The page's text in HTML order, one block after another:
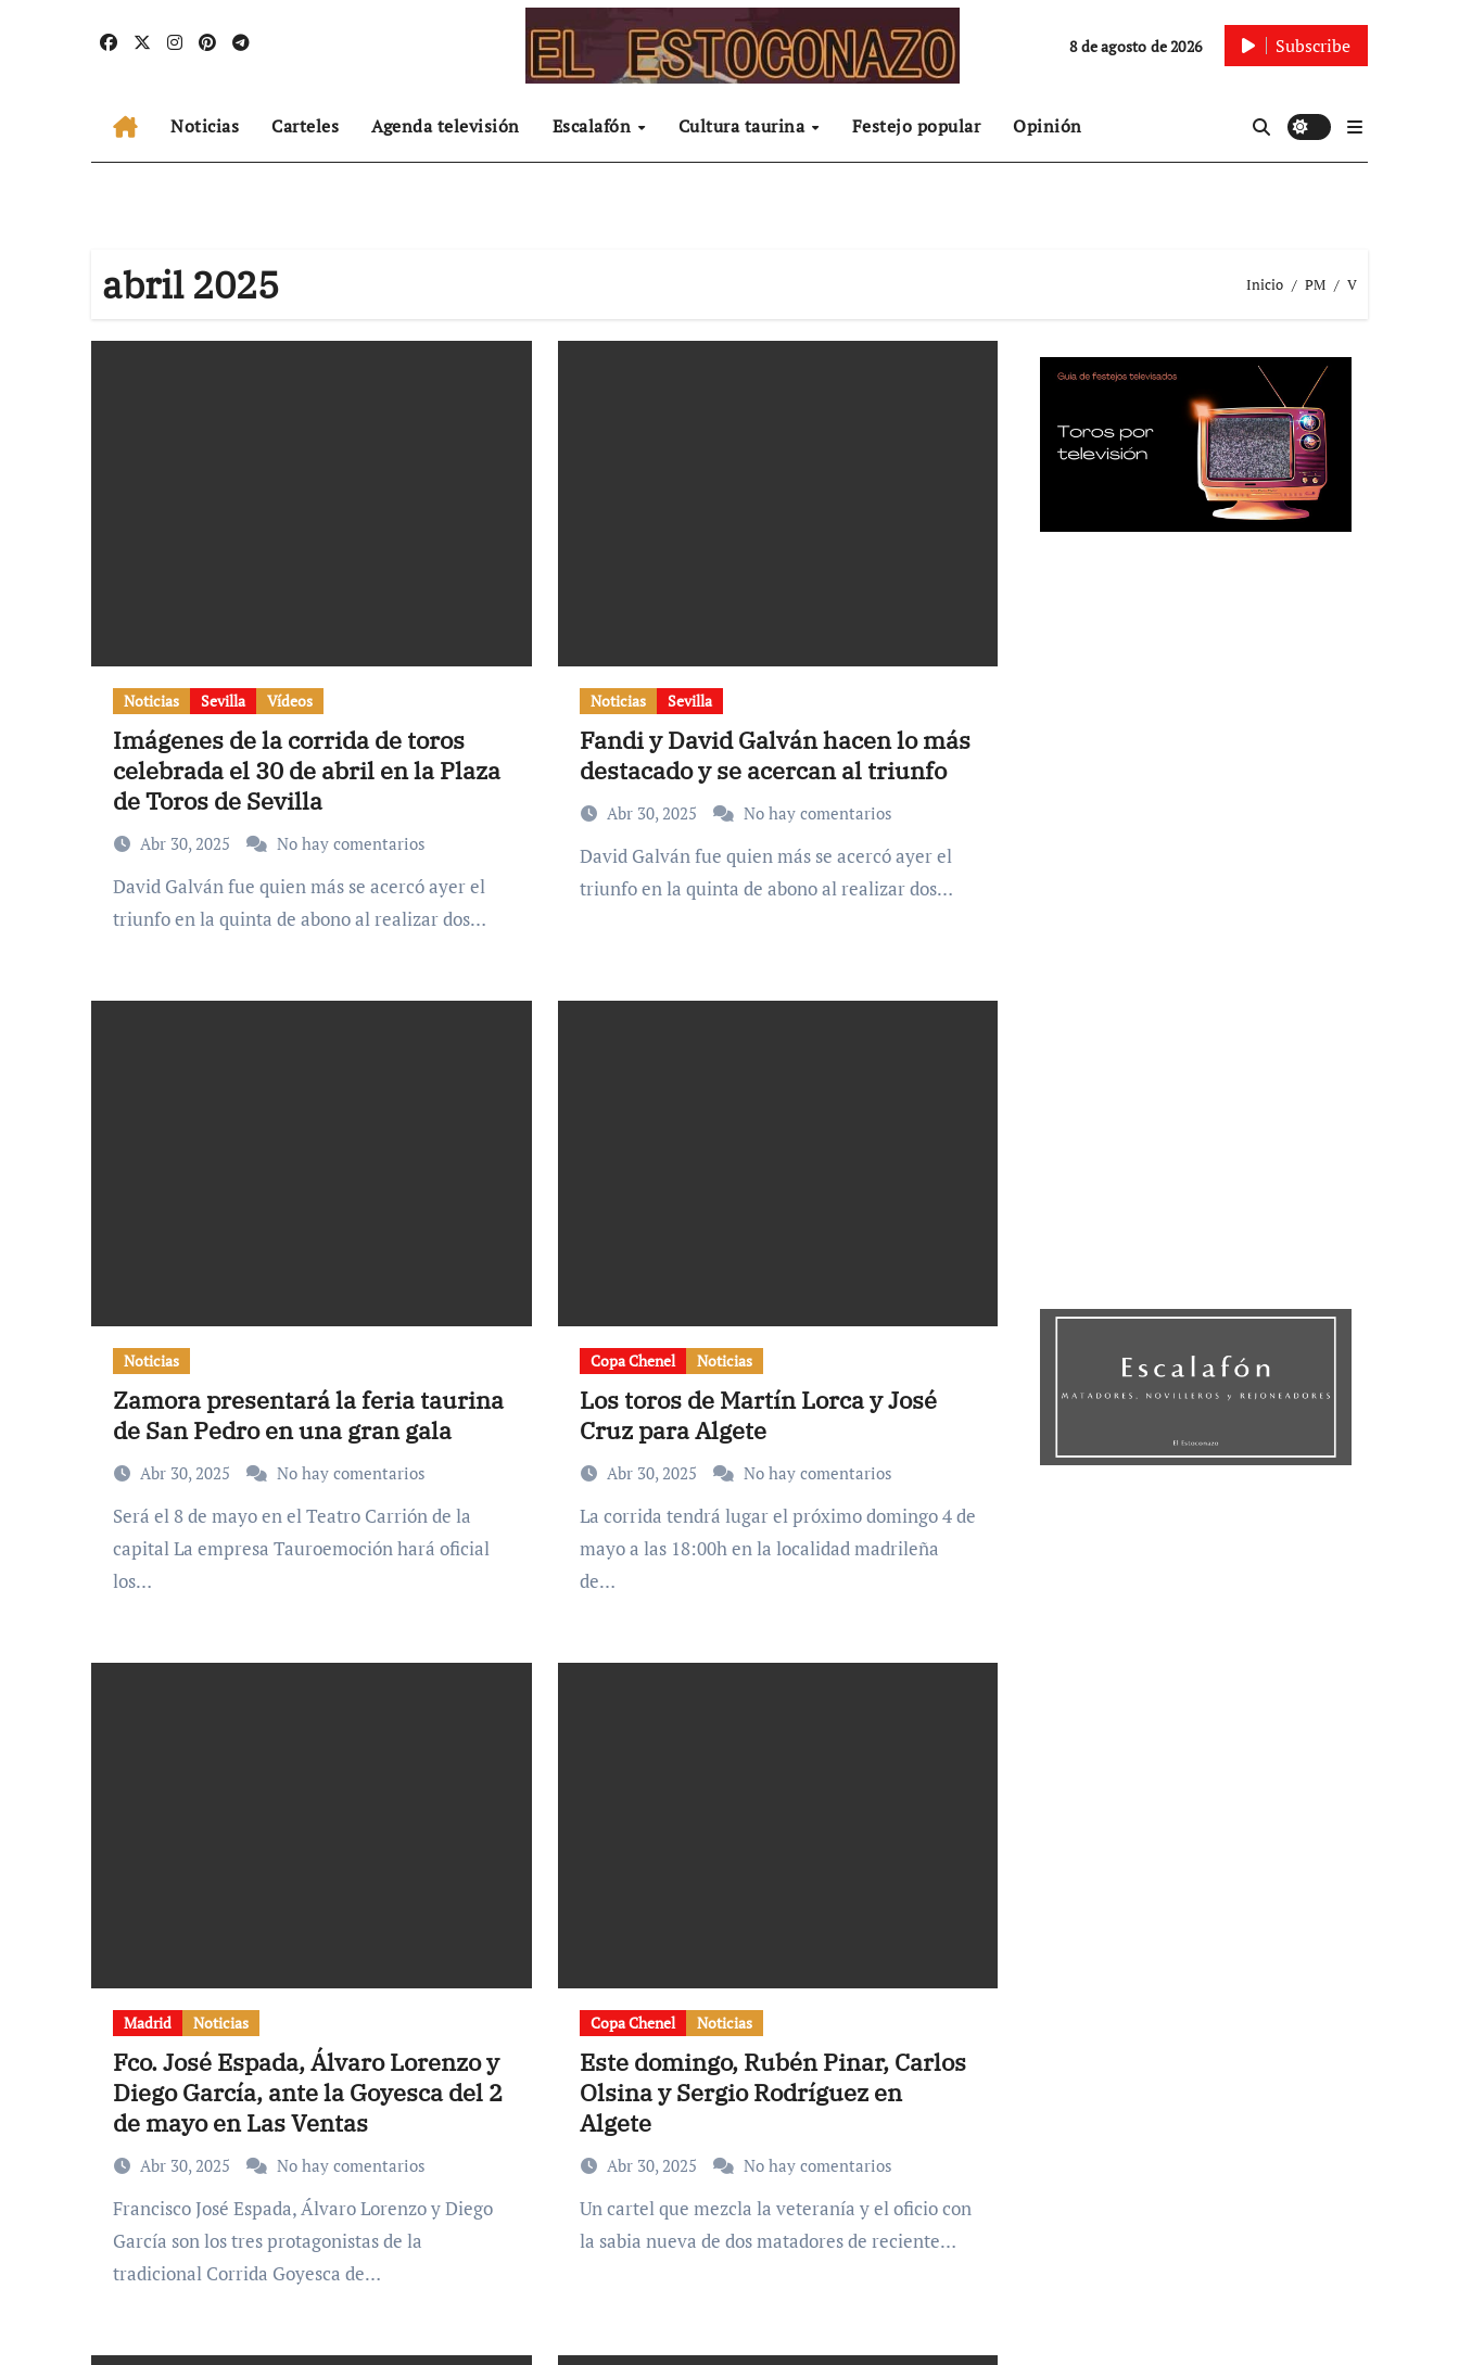
8 de agosto de 2026 Subscribe
Noticias Carteles Agenda televisión Escalafón Cultura taurina Festejo popular Opinión
abril 2025 Inicio PM V
Noticias Sevilla Vídeos
Imágenes de la corrida de toros
celebrada el 30 de abril en la Plaza
de Toros de Sevilla
Abr 30, 2025 No hay comentarios
David Galván fue quien más se acercó ayer el
triunfo en la quinta de abono al realizar dos…
Noticias Sevilla
Fandi y David Galván hacen lo más
destacado y se acercan al triunfo
Abr 30, 2025 No hay comentarios
David Galván fue quien más se acercó ayer el
triunfo en la quinta de abono al realizar dos…
Noticias
Zamora presentará la feria taurina
de San Pedro en una gran gala
Abr 30, 2025 No hay comentarios
Será el 8 de mayo en el Teatro Carrión de la
capital La empresa Tauroemoción hará oficial
los…
Copa Chenel Noticias
Los toros de Martín Lorca y José
Cruz para Algete
Abr 30, 2025 No hay comentarios
La corrida tendrá lugar el próximo domingo 4 de
mayo a las 18:00h en la localidad madrileña
de…
Madrid Noticias
Fco. José Espada, Álvaro Lorenzo y
Diego García, ante la Goyesca del 2
de mayo en Las Ventas
Abr 30, 2025 No hay comentarios
Francisco José Espada, Álvaro Lorenzo y Diego
García son los tres protagonistas de la
tradicional Corrida Goyesca de…
Copa Chenel Noticias
Este domingo, Rubén Pinar, Carlos
Olsina y Sergio Rodríguez en
Algete
Abr 30, 2025 No hay comentarios
Un cartel que mezcla la veteranía y el oficio con
la sabia nueva de dos matadores de reciente…